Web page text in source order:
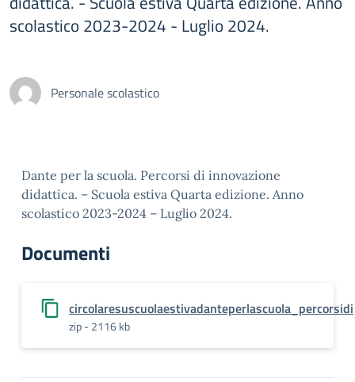
scolastico 2023-2024 - Luglio 2024.
Personale scolastico
Dante per la scuola. Percorsi di innovazione
didattica. – Scuola estiva Quarta edizione. Anno
scolastico 2023-2024 – Luglio 2024.
Documenti
circolaresuscuolaestivadanteperlascuola_percorsidi
zip - 2116 kb